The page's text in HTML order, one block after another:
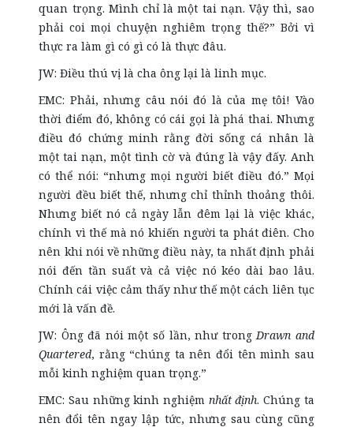
quan trọng. Mình chỉ là một tai nạn. Vậy thì, sao
phải coi mọi chuyện nghiêm trọng thế?” Bởi vì
thực ra làm gì có gì có là thực đâu.
JW: Điều thú vị là cha ông lại là linh mục.
EMC: Phải, nhưng câu nói đó là của mẹ tôi! Vào
thời điểm đó, không có cái gọi là phá thai. Nhưng
điều đó chứng minh rằng đời sống cá nhân là
một tai nạn, một tình cờ và đúng là vậy đấy. Anh
có thể nói: “nhưng mọi người biết điều đó.” Mọi
người đều biết thế, nhưng chỉ thỉnh thoảng thôi.
Nhưng biết nó cả ngày lẫn đêm lại là việc khác,
chính vì thế mà nó khiến người ta phát điên. Cho
nên khi nói về những điều này, ta nhất định phải
nói đến tần suất và cả việc nó kéo dài bao lâu.
Chính cái việc cảm thấy như thế một cách liên tục
mới là vấn đề.
JW: Ông đã nói một số lần, như trongDrawn and
Quartered, rằng “chúng ta nên đổi tên mình sau
mỗi kinh nghiệm quan trọng.”
EMC: Sau những kinh nghiệm nhất định. Chúng ta
nên đổi tên ngay lập tức, nhưng sau cùng cũng